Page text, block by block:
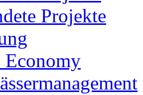
Projekte
Economy